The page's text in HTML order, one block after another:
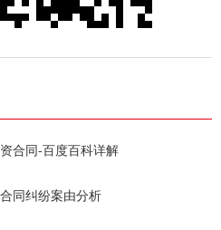
合同-百度百科详解
同纠纷案由分析